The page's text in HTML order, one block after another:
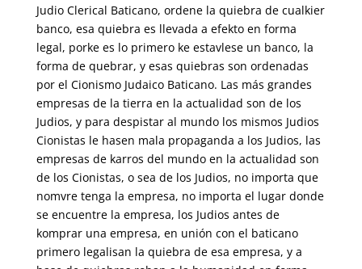
Judio Clerical Baticano, ordene la quiebra de cualkier
banco, esa quiebra es llevada a efekto en forma
legal, porke es lo primero ke estavlese un banco, la
forma de quebrar, y esas quiebras son ordenadas
por el Cionismo Judaico Baticano. Las más grandes
empresas de la tierra en la actualidad son de los
Judios, y para despistar al mundo los mismos Judios
Cionistas le hasen mala propaganda a los Judios, las
empresas de karros del mundo en la actualidad son
de los Cionistas, o sea de los Judios, no importa que
nomvre tenga la empresa, no importa el lugar donde
se encuentre la empresa, los Judios antes de
komprar una empresa, en unión con el baticano
primero legalisan la quiebra de esa empresa, y a